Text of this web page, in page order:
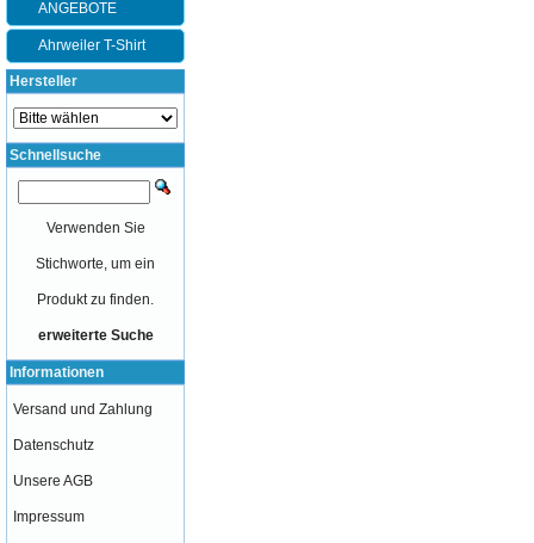
ANGEBOTE
Ahrweiler T-Shirt
Hersteller
Schnellsuche
Verwenden Sie
Stichworte, um ein
Produkt zu finden.
erweiterte Suche
Informationen
Versand und Zahlung
Datenschutz
Unsere AGB
Impressum